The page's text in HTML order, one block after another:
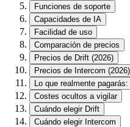
Funciones de soporte
Capacidades de IA
Facilidad de uso
Comparación de precios
Precios de Drift (2026)
Precios de Intercom (2026)
Lo que realmente
Costes ocultos a vigilar
Cuándo elegir Drift
Cuándo elegir Intercom